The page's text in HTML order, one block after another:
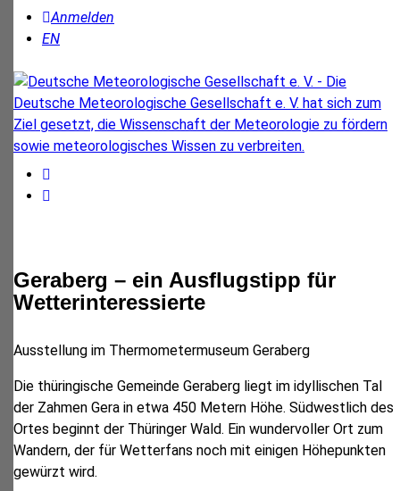
Anmelden
EN
Geraberg – ein Ausflugstipp für
Wetterinteressierte
Ausstellung im Thermometermuseum Geraberg
Die thüringische Gemeinde Geraberg liegt im idyllischen Tal
der Zahmen Gera in etwa 450 Metern Höhe. Südwestlich des
Ortes beginnt der Thüringer Wald. Ein wundervoller Ort zum
Wandern, der für Wetterfans noch mit einigen Höhepunkten
gewürzt wird.